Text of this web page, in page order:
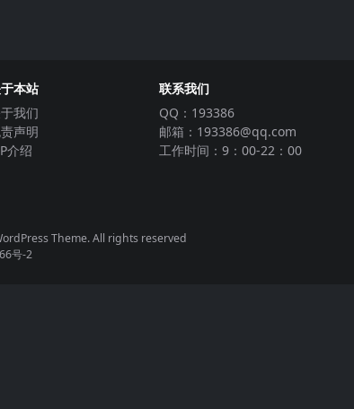
本站
我们
声明
介绍
联系我们
QQ：193386
邮箱：193386@qq.com
工作时间：9：00-22：00
Theme. All rights reserved
号-2